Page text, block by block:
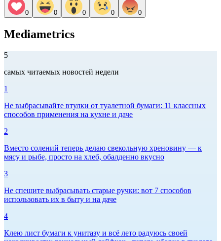
0 0 0 0 0
Mediametrics
5
самых читаемых новостей недели
1
Не выбрасывайте втулки от туалетной бумаги: 11 классных
способов применения на кухне и даче
2
Вместо солений теперь делаю свекольную хреновину — к
мясу и рыбе, просто на хлеб, обалденно вкусно
3
Не спешите выбрасывать старые ручки: вот 7 способов
использовать их в быту и на даче
4
Клею лист бумаги к унитазу и всё лето радуюсь своей